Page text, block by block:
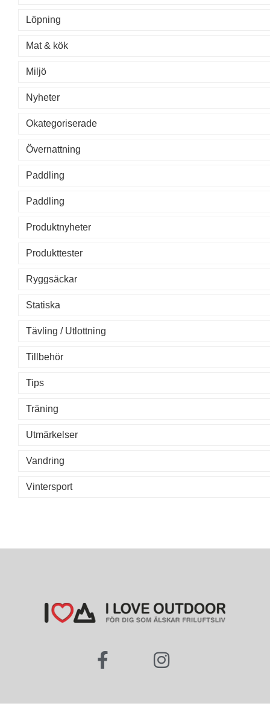
Löpning
Mat & kök
Miljö
Nyheter
Okategoriserade
Övernattning
Paddling
Paddling
Produktnyheter
Produkttester
Ryggsäckar
Statiska
Tävling / Utlottning
Tillbehör
Tips
Träning
Utmärkelser
Vandring
Vintersport